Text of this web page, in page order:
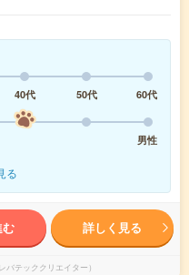
40代 50代
60代
男性
る
む 詳しく見る
バテッククリエイター）